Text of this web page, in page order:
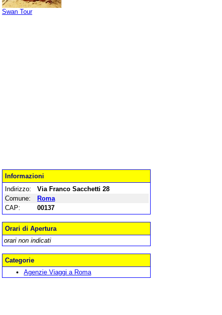
Swan Tour
Informazioni
Indirizzo:
Via Franco Sacchetti 28
Comune:
Roma
CAP:
00137
Orari di Apertura
orari non indicati
Categorie
Agenzie Viaggi a Roma